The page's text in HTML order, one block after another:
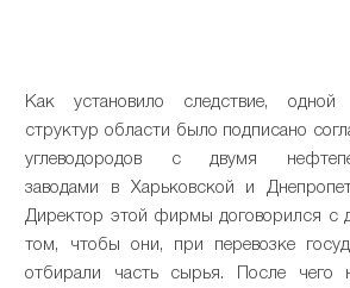
Как установило следствие,
структур области было подписано
углеводородов с двумя
заводами в Харьковской и
Директор этой фирмы договорился с
том, чтобы они, при перевозке
отбирали часть сырья. После чего